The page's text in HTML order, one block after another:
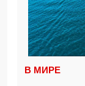
В МИРЕ